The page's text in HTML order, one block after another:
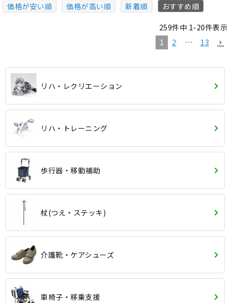
価格が安い順
価格が高い順 新着順 おすすめ順
259件中 1-20件表示
1
2 … 13
リハ・レクリエーション
リハ・トレーニング
歩行器・移動補助
杖(つえ・ステッキ)
介護靴・ケアシューズ
車椅子・移乗支援